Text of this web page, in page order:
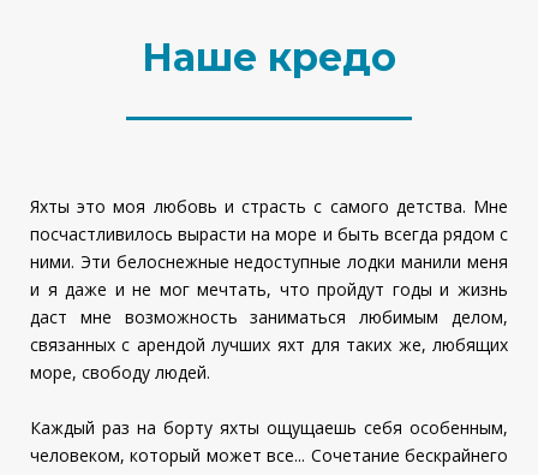
Наше кредо
Яхты это моя любовь и страсть с самого детства. Мне
посчастливилось вырасти на море и быть всегда рядом с
ними. Эти белоснежные недоступные лодки манили меня
и я даже и не мог мечтать, что пройдут годы и жизнь
даст мне возможность заниматься любимым делом,
связанных с арендой лучших яхт для таких же, любящих
море, свободу людей.
Каждый раз на борту яхты ощущаешь себя особенным,
человеком, который может все... Сочетание бескрайнего